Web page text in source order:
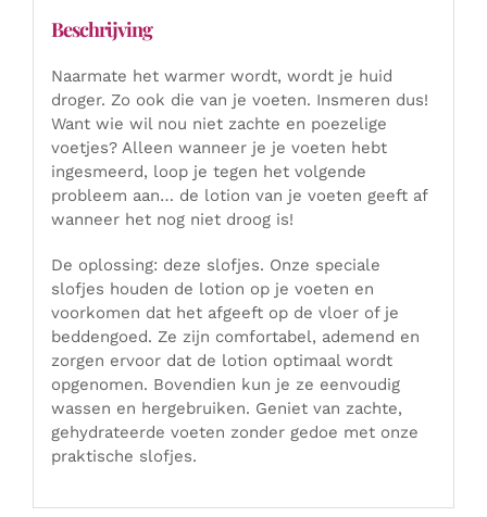
Beschrijving
Naarmate het warmer wordt, wordt je huid
droger. Zo ook die van je voeten. Insmeren dus!
Want wie wil nou niet zachte en poezelige
voetjes? Alleen wanneer je je voeten hebt
ingesmeerd, loop je tegen het volgende
probleem aan… de lotion van je voeten geeft af
wanneer het nog niet droog is!
De oplossing: deze slofjes. Onze speciale
slofjes houden de lotion op je voeten en
voorkomen dat het afgeeft op de vloer of je
beddengoed. Ze zijn comfortabel, ademend en
zorgen ervoor dat de lotion optimaal wordt
opgenomen. Bovendien kun je ze eenvoudig
wassen en hergebruiken. Geniet van zachte,
gehydrateerde voeten zonder gedoe met onze
praktische slofjes.